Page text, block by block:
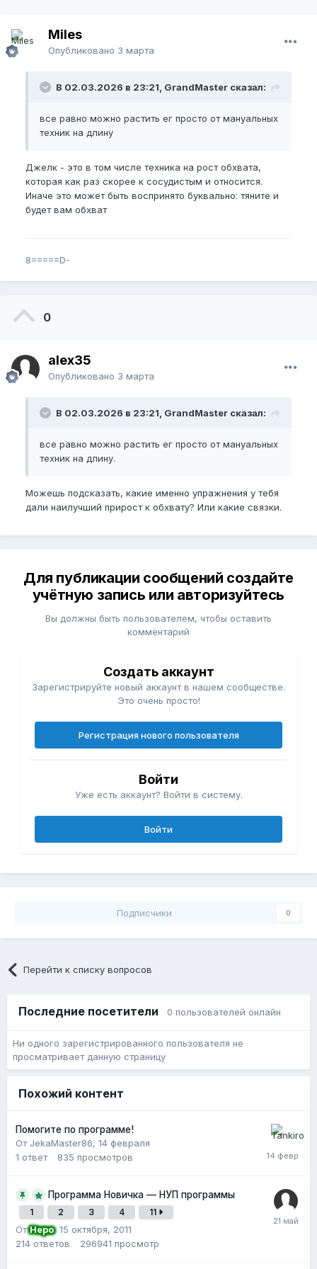
Miles
Опубликовано 3 марта
В 02.03.2026 в 23:21, GrandMaster сказал:
все равно можно растить ег просто от мануальных
техник на длину
Джелк - это в том числе техника на рост обхвата,
которая как раз скорее к сосудистым и относится.
Иначе это может быть воспринято буквально: тяните и
будет вам обхват
8=====D-
0
alex35
Опубликовано 3 марта
В 02.03.2026 в 23:21, GrandMaster сказал:
все равно можно растить ег просто от мануальных
техник на длину.
Можешь подсказать, какие именно упражнения у тебя
дали наилучший прирост к обхвату? Или какие связки.
Для публикации сообщений создайте
учётную запись или авторизуйтесь
Вы должны быть пользователем, чтобы оставить
комментарий
Создать аккаунт
Зарегистрируйте новый аккаунт в нашем сообществе.
Это очень просто!
Регистрация нового пользователя
Войти
Уже есть аккаунт? Войти в систему.
Войти
Подписчики 0
Перейти к списку вопросов
Последние посетители 0 пользователей онлайн
Ни одного зарегистрированного пользователя не
просматривает данную страницу
Похожий контент
Помогите по программе!
От JekaMaster86, 14 февраля
1 ответ 835 просмотров
Программа Новичка — НУП программы
1 2 3 4 11
ОтНеро,15 октября, 2011
214 ответов 296941 просмотр